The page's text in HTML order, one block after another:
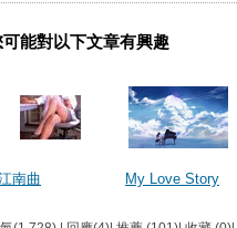
可能對以下文章有興趣
南曲 My Love Story